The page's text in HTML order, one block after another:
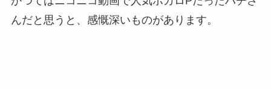
んだと思うと、感慨深いものがあります。